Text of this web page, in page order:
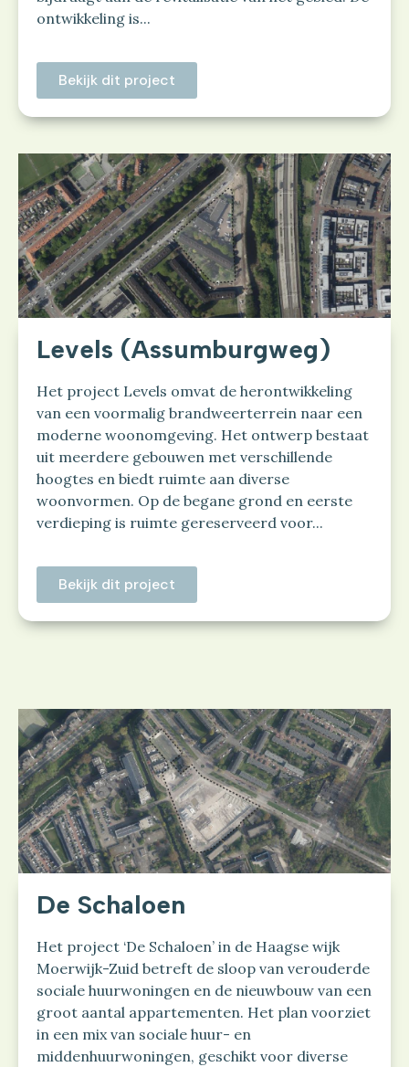
ontwikkeling is...
Bekijk dit project
Levels (Assumburgweg)
Het project Levels omvat de herontwikkeling
van een voormalig brandweerterrein naar een
moderne woonomgeving. Het ontwerp bestaat
uit meerdere gebouwen met verschillende
hoogtes en biedt ruimte aan diverse
woonvormen. Op de begane grond en eerste
verdieping is ruimte gereserveerd voor...
Bekijk dit project
De Schaloen
Het project ‘De Schaloen’ in de Haagse wijk
Moerwijk-Zuid betreft de sloop van verouderde
sociale huurwoningen en de nieuwbouw van een
groot aantal appartementen. Het plan voorziet
in een mix van sociale huur- en
middenhuurwoningen, geschikt voor diverse